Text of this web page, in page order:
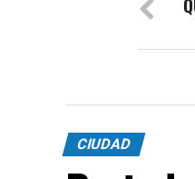
CIUDAD